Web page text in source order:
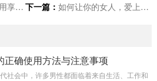
受分享 下一篇： 如何让你的女人，爱上给你“口”
正确使用方法与注意事项
社会中，许多男性都面临着来自生活、工作和